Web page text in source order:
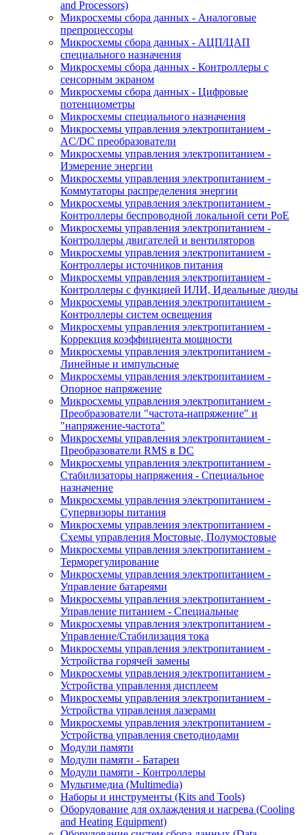
and Processors)
Микросхемы сбора данных - Аналоговые
препроцессоры
Микросхемы сбора данных - АЦП/ЦАП
специального назначения
Микросхемы сбора данных - Контроллеры с
сенсорным экраном
Микросхемы сбора данных - Цифровые
потенциометры
Микросхемы специального назначения
Микросхемы управления электропитанием -
AC/DC преобразователи
Микросхемы управления электропитанием -
Измерение энергии
Микросхемы управления электропитанием -
Коммутаторы распределения энергии
Микросхемы управления электропитанием -
Контроллеры беспроводной локальной сети PoE
Микросхемы управления электропитанием -
Контроллеры двигателей и вентиляторов
Микросхемы управления электропитанием -
Контроллеры источников питания
Микросхемы управления электропитанием -
Контроллеры с функцией ИЛИ, Идеальные диоды
Микросхемы управления электропитанием -
Контроллеры систем освещения
Микросхемы управления электропитанием -
Коррекция коэффициента мощности
Микросхемы управления электропитанием -
Линейные и импульсные
Микросхемы управления электропитанием -
Опорное напряжение
Микросхемы управления электропитанием -
Преобразователи "частота-напряжение" и
"напряжение-частота"
Микросхемы управления электропитанием -
Преобразователи RMS в DC
Микросхемы управления электропитанием -
Стабилизаторы напряжения - Специальное
назначение
Микросхемы управления электропитанием -
Супервизоры питания
Микросхемы управления электропитанием -
Схемы управления Мостовые, Полумостовые
Микросхемы управления электропитанием -
Терморегулирование
Микросхемы управления электропитанием -
Управление батареями
Микросхемы управления электропитанием -
Управление питанием - Специальные
Микросхемы управления электропитанием -
Управление/Стабилизация тока
Микросхемы управления электропитанием -
Устройства горячей замены
Микросхемы управления электропитанием -
Устройства управления дисплеем
Микросхемы управления электропитанием -
Устройства управления лазерами
Микросхемы управления электропитанием -
Устройства управления светодиодами
Модули памяти
Модули памяти - Батареи
Модули памяти - Контроллеры
Мультимедиа (Multimedia)
Наборы и инструменты (Kits and Tools)
Оборудование для охлаждения и нагрева (Cooling
and Heating Equipment)